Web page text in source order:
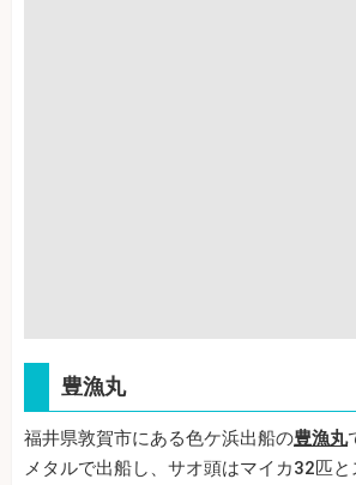
豊漁丸
福井県敦賀市にある色ケ浜出船の豊漁丸
メタルで出船し、サオ頭はマイカ32匹